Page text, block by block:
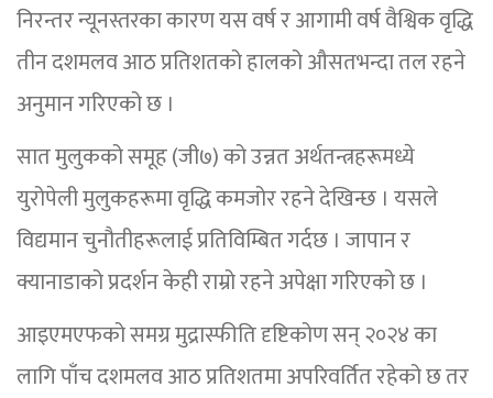
निरन्तर न्यूनस्तरका कारण यस वर्ष र आगामी वर्ष वैश्विक वृद्धि
तीन दशमलव आठ प्रतिशतको हालको औसतभन्दा तल रहने
अनुमान गरिएको छ ।
सात मुलुकको समूह (जी७) को उन्नत अर्थतन्त्रहरूमध्ये
युरोपेली मुलुकहरूमा वृद्धि कमजोर रहने देखिन्छ । यसले
विद्यमान चुनौतीहरूलाई प्रतिविम्बित गर्दछ । जापान र
क्यानाडाको प्रदर्शन केही राम्रो रहने अपेक्षा गरिएको छ ।
आइएमएफको समग्र मुद्रास्फीति दृष्टिकोण सन् २०२४ का
लागि पाँच दशमलव आठ प्रतिशतमा अपरिवर्तित रहेको छ तर